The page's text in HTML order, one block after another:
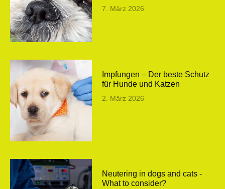
7. März 2026
Impfungen – Der beste Schutz
für Hunde und Katzen
2. März 2026
Neutering in dogs and cats -
What to consider?